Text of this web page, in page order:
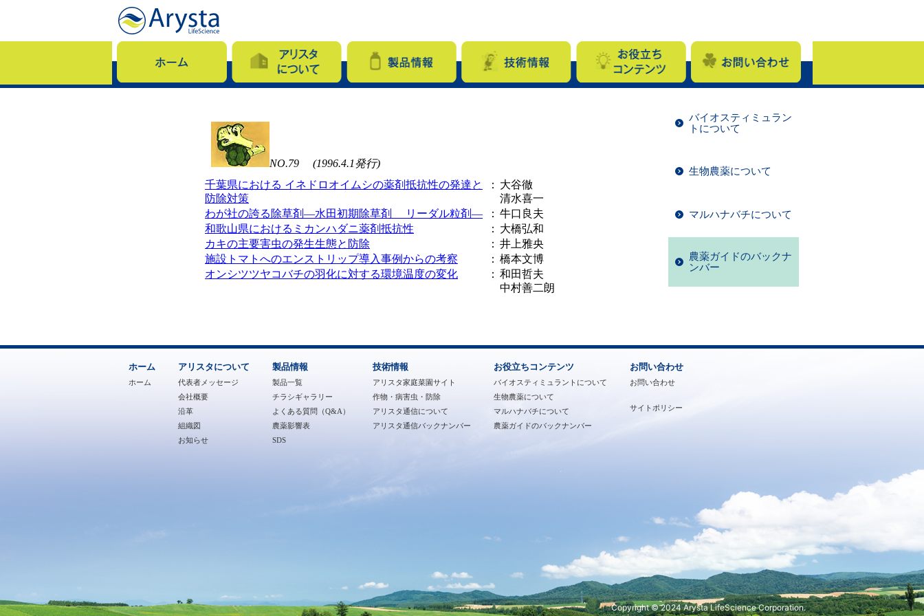
NO.79 (1996.4.1発行)
千葉県における イネドロオイムシの薬剤抵抗性の発達と
防除対策
： 大谷徹
清水喜一
わが社の誇る除草剤―水田初期除草剤 リーダル粒剤―
： 牛口良夫
和歌山県におけるミカンハダニ薬剤抵抗性
： 大橋弘和
カキの主要害虫の発生生態と防除
： 井上雅央
施設トマトへのエンストリップ導入事例からの考察
： 橋本文博
オンシツツヤコバチの羽化に対する環境温度の変化
： 和田哲夫
中村善二朗
バイオスティミュラン
トについて
生物農薬について
マルハナバチについて
農薬ガイドのバックナ
ンバー
ホーム
ホーム
アリスタについて
代表者メッセージ
会社概要
沿革
組織図
お知らせ
製品情報
製品一覧
チラシギャラリー
よくある質問（Q&A）
農薬影響表
SDS
技術情報
アリスタ家庭菜園サイト
作物・病害虫・防除
アリスタ通信について
アリスタ通信バックナンバー
お役立ちコンテンツ
バイオスティミュラントについて
生物農薬について
マルハナバチについて
農薬ガイドのバックナンバー
お問い合わせ
お問い合わせ
サイトポリシー
Copyright © 2024 Arysta LifeScience Corporation.